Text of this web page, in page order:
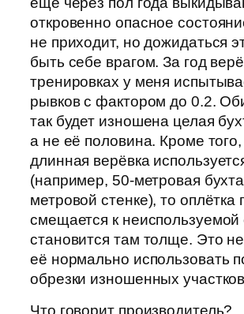
откровенно опасное
не приходит, но дожидаться
быть себе врагом. За год
тренировках у меня
рывков с фактором до 0.2.
так будет изношена целая
а не её половина. Кроме
длинная верёвка
(например, 50-метровая
метровой стенке), то оплётка
смещается к неиспользуемой
становится там толще. Это
её нормально использовать
обрезки изношенных